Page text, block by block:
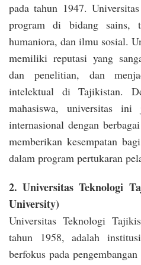
pada tahun 1947.
program di bidang sains,
humaniora, dan ilmu sosial.
memiliki reputasi yang
dan penelitian, dan
intelektual di Tajikistan.
mahasiswa, universitas ini
internasional dengan
memberikan kesempatan
dalam program pertukaran
2. Universitas Teknologi
University)
Universitas Teknologi
tahun 1958, adalah
berfokus pada